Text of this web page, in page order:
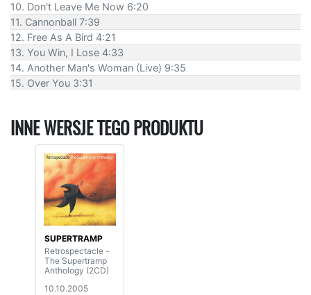
10. Don't Leave Me Now 6:20
11. Cannonball 7:39
12. Free As A Bird 4:21
13. You Win, I Lose 4:33
14. Another Man's Woman (Live) 9:35
15. Over You 3:31
INNE WERSJE TEGO PRODUKTU
SUPERTRAMP
Retrospectacle -
The Supertramp
Anthology (2CD)
10.10.2005